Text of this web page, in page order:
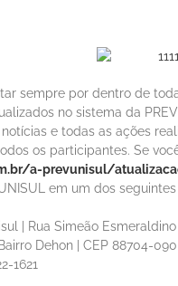
sempre por dentro de
no sistema da
e todas as ações
os participantes. Se
a-prevunisul/
em um dos
| Rua Simeão Esmeraldino
Dehon | CEP 88704-090
1621